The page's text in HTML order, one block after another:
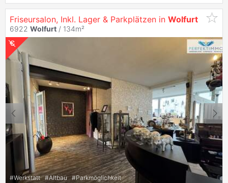
Friseursalon, Inkl. Lager & Parkplätzen in Wolfurt
6922 Wolfurt / 134m²
#Werkstatt #Altbau #Parkmöglichkeit